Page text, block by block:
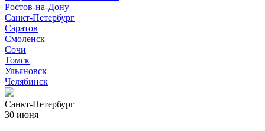
Ростов-на-Дону
Санкт-Петербург
Саратов
Смоленск
Сочи
Томск
Ульяновск
Челябинск
Санкт-Петербург
30 июня